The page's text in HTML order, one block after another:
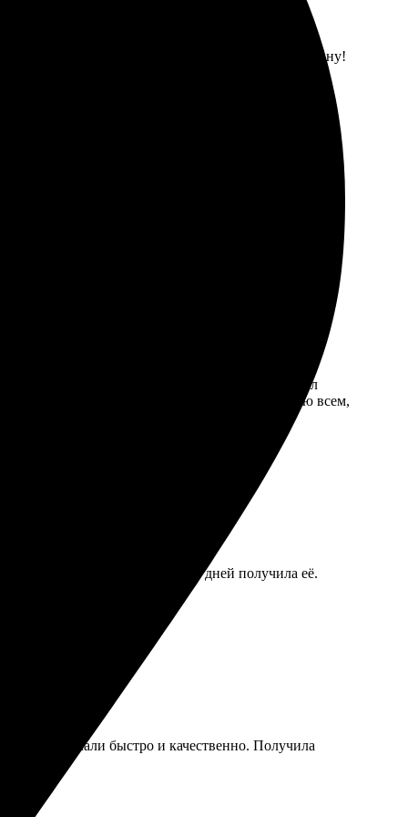
и загрузила фото. Заказала с доставкой, и все
Рекомендую, если хотите красивую картину!
и быстрая доставка. Получилось именно так, как
всё выглядит очень стильно. Процесс заказа был
довольна, буду заказывать снова! Рекомендую всем,
и уже через несколько дней получила её.
Всё сделали быстро и качественно. Получила